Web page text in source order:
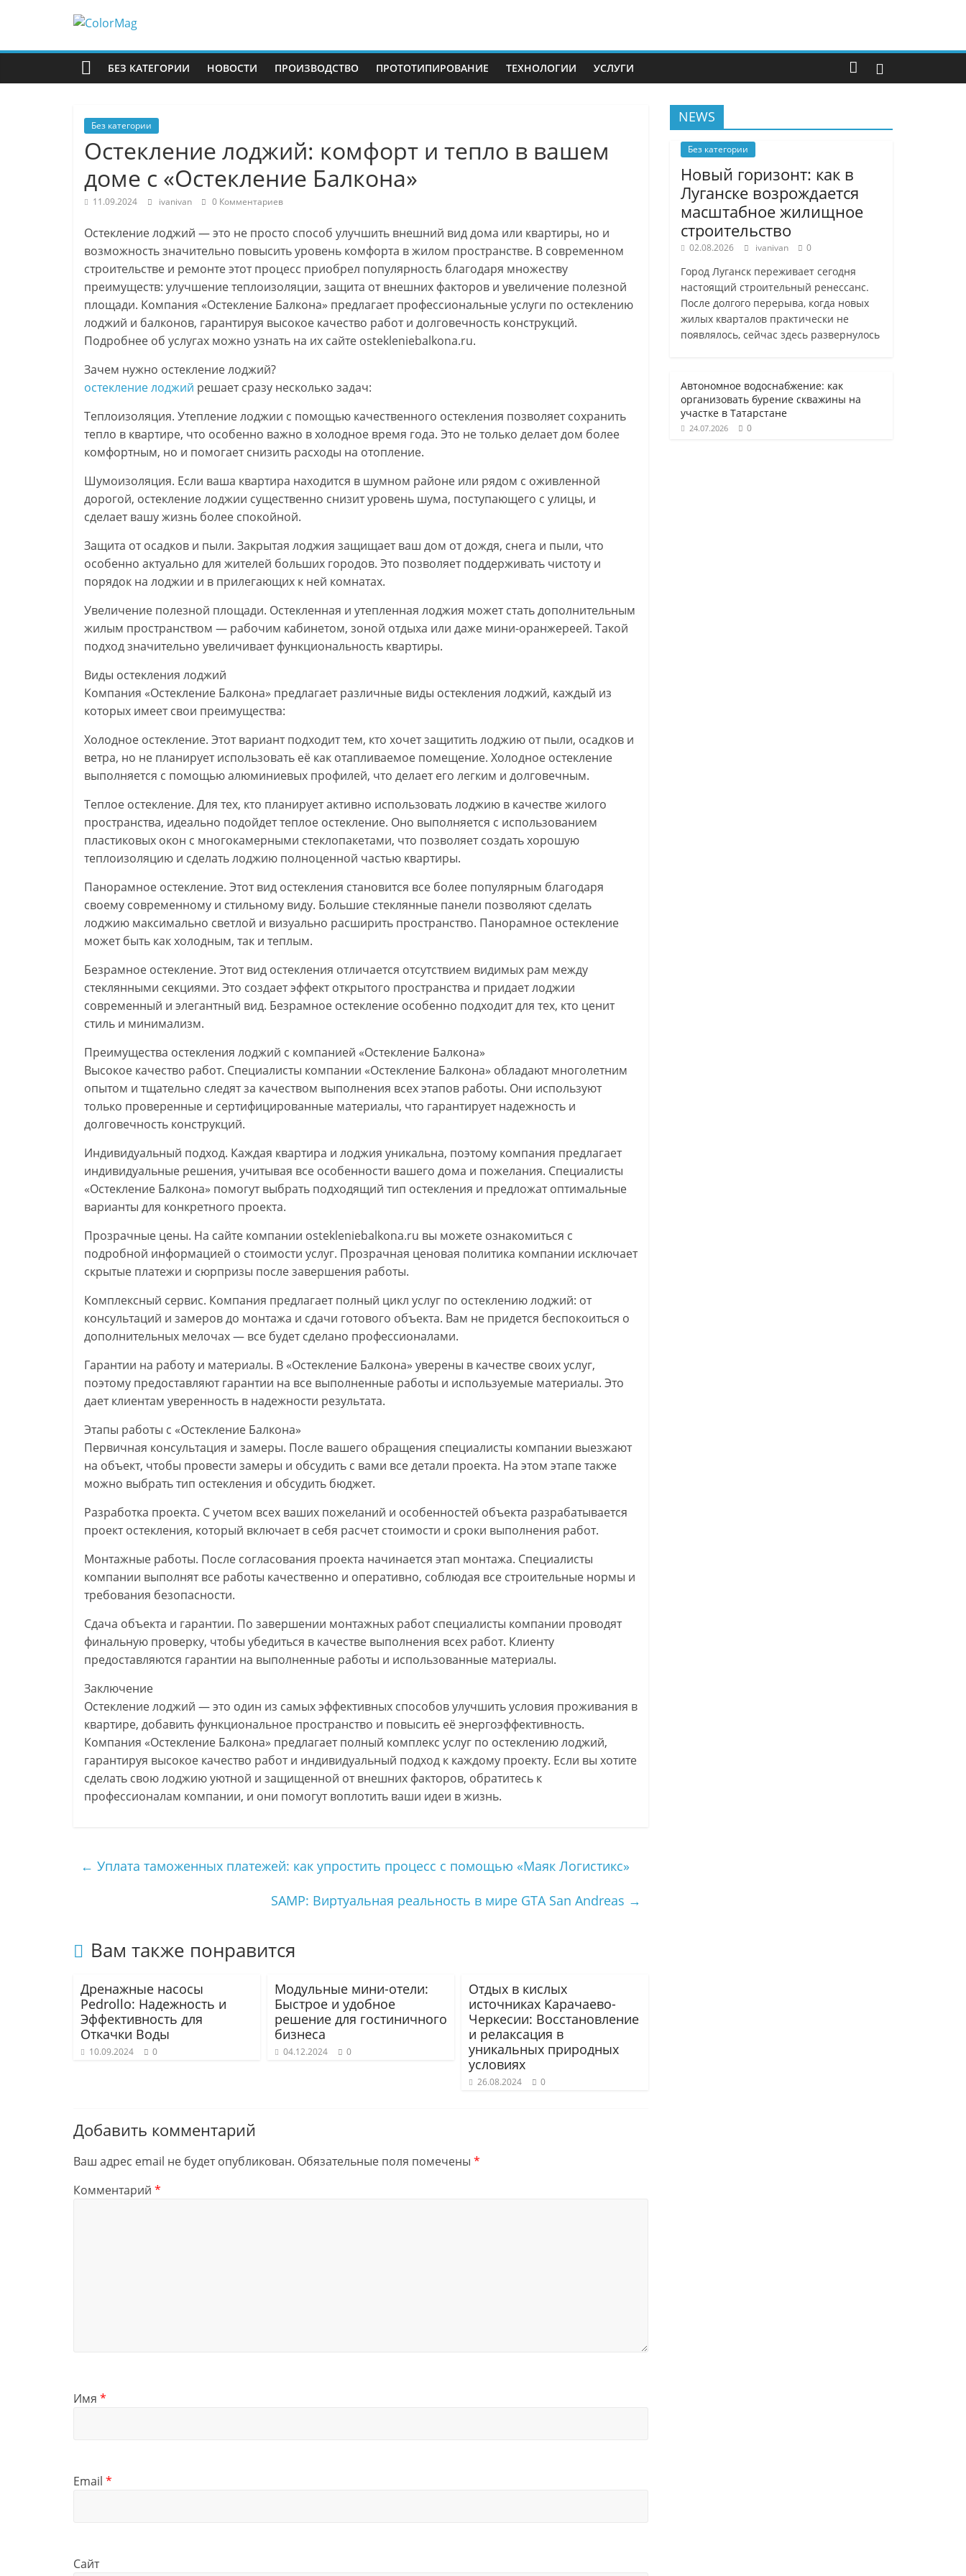
ColorMag
ColorMag
Demo
БЕЗ КАТЕГОРИИ НОВОСТИ ПРОИЗВОДСТВО ПРОТОТИПИРОВАНИЕ ТЕХНОЛОГИИ УСЛУГИ
Без категории
Остекление лоджий: комфорт и тепло в вашем
доме с «Остекление Балкона»
11.09.2024 ivanivan 0 Комментариев
Остекление лоджий — это не просто способ улучшить внешний вид дома или квартиры, но и
возможность значительно повысить уровень комфорта в жилом пространстве. В современном
строительстве и ремонте этот процесс приобрел популярность благодаря множеству
преимуществ: улучшение теплоизоляции, защита от внешних факторов и увеличение полезной
площади. Компания «Остекление Балкона» предлагает профессиональные услуги по остеклению
лоджий и балконов, гарантируя высокое качество работ и долговечность конструкций.
Подробнее об услугах можно узнать на их сайте ostekleniebalkona.ru.
Зачем нужно остекление лоджий?
остекление лоджий решает сразу несколько задач:
Теплоизоляция. Утепление лоджии с помощью качественного остекления позволяет сохранить
тепло в квартире, что особенно важно в холодное время года. Это не только делает дом более
комфортным, но и помогает снизить расходы на отопление.
Шумоизоляция. Если ваша квартира находится в шумном районе или рядом с оживленной
дорогой, остекление лоджии существенно снизит уровень шума, поступающего с улицы, и
сделает вашу жизнь более спокойной.
Защита от осадков и пыли. Закрытая лоджия защищает ваш дом от дождя, снега и пыли, что
особенно актуально для жителей больших городов. Это позволяет поддерживать чистоту и
порядок на лоджии и в прилегающих к ней комнатах.
Увеличение полезной площади. Остекленная и утепленная лоджия может стать дополнительным
жилым пространством — рабочим кабинетом, зоной отдыха или даже мини-оранжереей. Такой
подход значительно увеличивает функциональность квартиры.
Виды остекления лоджий
Компания «Остекление Балкона» предлагает различные виды остекления лоджий, каждый из
которых имеет свои преимущества:
Холодное остекление. Этот вариант подходит тем, кто хочет защитить лоджию от пыли, осадков и
ветра, но не планирует использовать её как отапливаемое помещение. Холодное остекление
выполняется с помощью алюминиевых профилей, что делает его легким и долговечным.
Теплое остекление. Для тех, кто планирует активно использовать лоджию в качестве жилого
пространства, идеально подойдет теплое остекление. Оно выполняется с использованием
пластиковых окон с многокамерными стеклопакетами, что позволяет создать хорошую
теплоизоляцию и сделать лоджию полноценной частью квартиры.
Панорамное остекление. Этот вид остекления становится все более популярным благодаря
своему современному и стильному виду. Большие стеклянные панели позволяют сделать
лоджию максимально светлой и визуально расширить пространство. Панорамное остекление
может быть как холодным, так и теплым.
Безрамное остекление. Этот вид остекления отличается отсутствием видимых рам между
стеклянными секциями. Это создает эффект открытого пространства и придает лоджии
современный и элегантный вид. Безрамное остекление особенно подходит для тех, кто ценит
стиль и минимализм.
Преимущества остекления лоджий с компанией «Остекление Балкона»
Высокое качество работ. Специалисты компании «Остекление Балкона» обладают многолетним
опытом и тщательно следят за качеством выполнения всех этапов работы. Они используют
только проверенные и сертифицированные материалы, что гарантирует надежность и
долговечность конструкций.
Индивидуальный подход. Каждая квартира и лоджия уникальна, поэтому компания предлагает
индивидуальные решения, учитывая все особенности вашего дома и пожелания. Специалисты
«Остекление Балкона» помогут выбрать подходящий тип остекления и предложат оптимальные
варианты для конкретного проекта.
Прозрачные цены. На сайте компании ostekleniebalkona.ru вы можете ознакомиться с
подробной информацией о стоимости услуг. Прозрачная ценовая политика компании исключает
скрытые платежи и сюрпризы после завершения работы.
Комплексный сервис. Компания предлагает полный цикл услуг по остеклению лоджий: от
консультаций и замеров до монтажа и сдачи готового объекта. Вам не придется беспокоиться о
дополнительных мелочах — все будет сделано профессионалами.
Гарантии на работу и материалы. В «Остекление Балкона» уверены в качестве своих услуг,
поэтому предоставляют гарантии на все выполненные работы и используемые материалы. Это
дает клиентам уверенность в надежности результата.
Этапы работы с «Остекление Балкона»
Первичная консультация и замеры. После вашего обращения специалисты компании выезжают
на объект, чтобы провести замеры и обсудить с вами все детали проекта. На этом этапе также
можно выбрать тип остекления и обсудить бюджет.
Разработка проекта. С учетом всех ваших пожеланий и особенностей объекта разрабатывается
проект остекления, который включает в себя расчет стоимости и сроки выполнения работ.
Монтажные работы. После согласования проекта начинается этап монтажа. Специалисты
компании выполнят все работы качественно и оперативно, соблюдая все строительные нормы и
требования безопасности.
Сдача объекта и гарантии. По завершении монтажных работ специалисты компании проводят
финальную проверку, чтобы убедиться в качестве выполнения всех работ. Клиенту
предоставляются гарантии на выполненные работы и использованные материалы.
Заключение
Остекление лоджий — это один из самых эффективных способов улучшить условия проживания в
квартире, добавить функциональное пространство и повысить её энергоэффективность.
Компания «Остекление Балкона» предлагает полный комплекс услуг по остеклению лоджий,
гарантируя высокое качество работ и индивидуальный подход к каждому проекту. Если вы хотите
сделать свою лоджию уютной и защищенной от внешних факторов, обратитесь к
профессионалам компании, и они помогут воплотить ваши идеи в жизнь.
← Уплата таможенных платежей: как упростить процесс с помощью «Маяк Логистикс»
SAMP: Виртуальная реальность в мире GTA San Andreas →
Вам также понравится
Дренажные насосы
Pedrollo: Надежность и
Эффективность для
Откачки Воды
10.09.2024 0
Модульные мини-отели:
Быстрое и удобное
решение для гостиничного
бизнеса
04.12.2024 0
Отдых в кислых
источниках Карачаево-
Черкесии: Восстановление
и релаксация в
уникальных природных
условиях
26.08.2024 0
Добавить комментарий
Ваш адрес email не будет опубликован. Обязательные поля помечены *
Комментарий *
Имя *
Email *
Сайт
NEWS
Без категории
Новый горизонт: как в
Луганске возрождается
масштабное жилищное
строительство
02.08.2026 ivanivan 0
Город Луганск переживает сегодня
настоящий строительный ренессанс.
После долгого перерыва, когда новых
жилых кварталов практически не
появлялось, сейчас здесь развернулось
Автономное водоснабжение: как
организовать бурение скважины на
участке в Татарстане
24.07.2026 0